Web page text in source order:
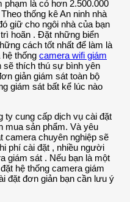
phạm là có hơn 2.500.000
thống kê An ninh nhà
giữ cho ngôi nhà của bạn
hoãn . Đặt những biển
cách tốt nhất để làm là
thống camera wifi giám
sẽ thích thú sự bình yên
giản giám sát toàn bộ
giám sát bất kể lúc nào
ty cung cấp dịch vụ cài đặt
mua sản phẩm. Và yêu
camera chuyên nghiệp sẽ
phí cài đặt , nhiều người
giám sát . Nếu bạn là một
hệ thống camera giám
đặt đơn giản bạn cần lưu ý